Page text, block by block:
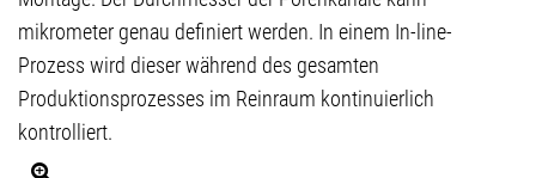
mikrometer genau definiert werden. In einem In-line-
Prozess wird dieser während des gesamten
Produktionsprozesses im Reinraum kontinuierlich
kontrolliert.